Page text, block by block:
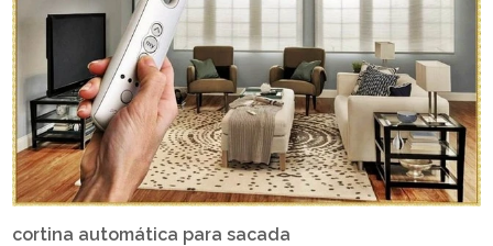
cortina automática para sacada